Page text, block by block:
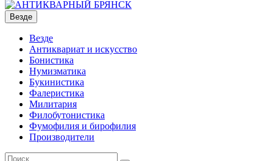
Везде
Везде
Антиквариат и искусство
Бонистика
Нумизматика
Букинистика
Фалеристика
Милитария
Филобутонистика
Фумофилия и бирофилия
Производители